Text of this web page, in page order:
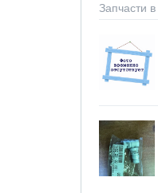
Запчасти в